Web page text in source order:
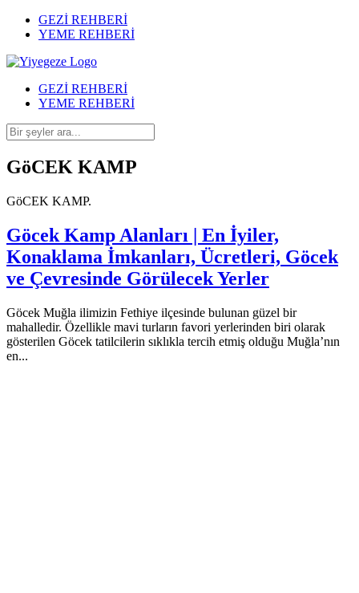
GEZİ REHBERİ
YEME REHBERİ
GEZİ REHBERİ
YEME REHBERİ
GöCEK KAMP
GöCEK KAMP.
Göcek Kamp Alanları | En İyiler,
Konaklama İmkanları, Ücretleri, Göcek
ve Çevresinde Görülecek Yerler
Göcek Muğla ilimizin Fethiye ilçesinde bulunan güzel bir
mahalledir. Özellikle mavi turların favori yerlerinden biri olarak
gösterilen Göcek tatilcilerin sıklıkla tercih etmiş olduğu Muğla’nın
en...